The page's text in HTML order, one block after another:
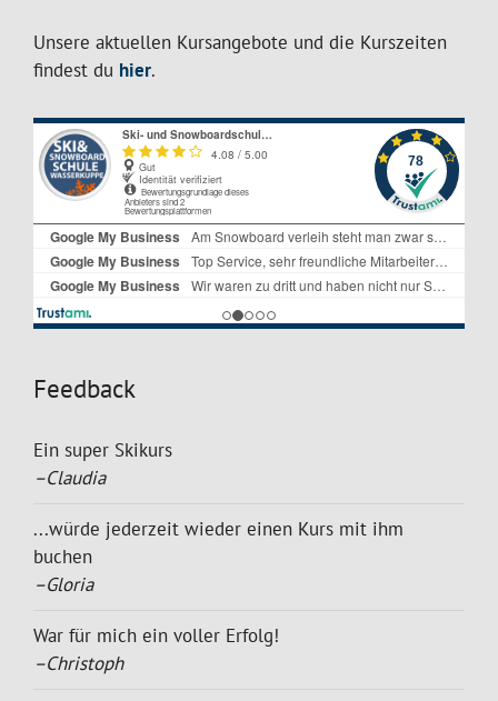
Unsere aktuellen Kursangebote und die Kurszeiten
findest du hier.
Feedback
Ein super Skikurs
–Claudia
...würde jederzeit wieder einen Kurs mit ihm
buchen
–Gloria
War für mich ein voller Erfolg!
–Christoph